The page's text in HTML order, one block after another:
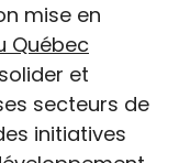
mise en
Québec
et
secteurs de
initiatives